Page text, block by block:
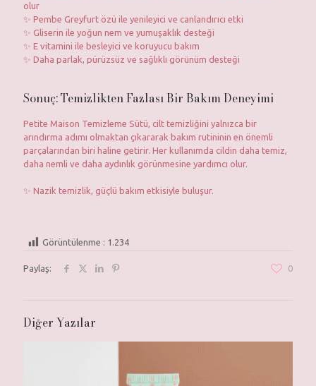
olur
✨ Pembe Greyfurt özü ile yenileyici ve canlandırıcı etki
✨ Gliserin ile yoğun nem ve yumuşaklık desteği
✨ E vitamini ile besleyici ve koruyucu bakım
✨ Daha parlak, pürüzsüz ve sağlıklı görünüm desteği
Sonuç: Temizlikten Fazlası Bir Bakım Deneyimi
Petite Maison Temizleme Sütü, cilt temizliğini yalnızca bir
arındırma adımı olmaktan çıkararak bakım rutininin en önemli
parçalarından biri haline getirir. Her kullanımda cildin daha temiz,
daha nemli ve daha aydınlık görünmesine yardımcı olur.
✨ Nazik temizlik, güçlü bakım etkisiyle buluşur.
Görüntülenme : 1.234
Paylaş: 0
Diğer Yazılar